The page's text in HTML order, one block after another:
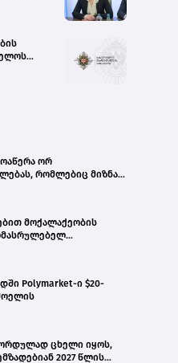
ორ
რომლებიც მიზნად
მოქალაქეობის
Polymarket-ი $20-
ცხელი იყოს,
2027 წლის